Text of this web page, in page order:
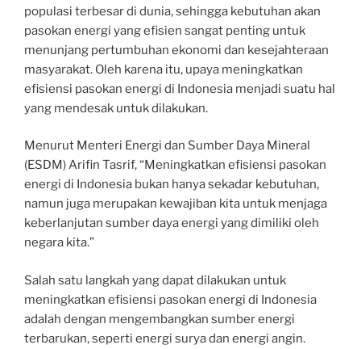
populasi terbesar di dunia, sehingga kebutuhan akan
pasokan energi yang efisien sangat penting untuk
menunjang pertumbuhan ekonomi dan kesejahteraan
masyarakat. Oleh karena itu, upaya meningkatkan
efisiensi pasokan energi di Indonesia menjadi suatu hal
yang mendesak untuk dilakukan.
Menurut Menteri Energi dan Sumber Daya Mineral
(ESDM) Arifin Tasrif, “Meningkatkan efisiensi pasokan
energi di Indonesia bukan hanya sekadar kebutuhan,
namun juga merupakan kewajiban kita untuk menjaga
keberlanjutan sumber daya energi yang dimiliki oleh
negara kita.”
Salah satu langkah yang dapat dilakukan untuk
meningkatkan efisiensi pasokan energi di Indonesia
adalah dengan mengembangkan sumber energi
terbarukan, seperti energi surya dan energi angin.